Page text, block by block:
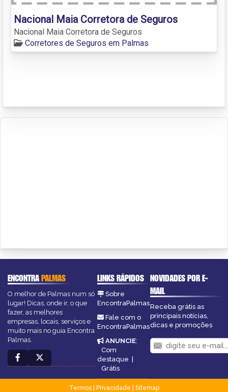
Nacional Maia Corretora de Seguros
Nacional Maia Corretora de Seguros
Corretores de Seguros em Palmas
ENCONTRAPALMAS
O melhor de Palmas num só
lugar! Dicas, onde ir, o que
fazer, as melhores
empresas, locais, serviços e
muito mais no guia Encontra
Palmas.
LINKS RÁPIDOS
Sobre
EncontraPalmas
Fale com o
EncontraPalmas
ANUNCIE:
Com
destaque |
Grátis
NOVIDADES POR E-
MAIL
Receba grátis as
principais notícias,
dicas e promoções
Termos| Privacidade
Sitemap